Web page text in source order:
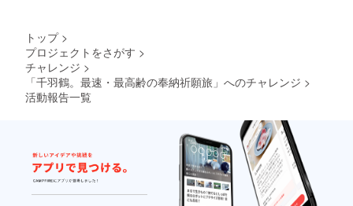
トップ >
プロジェクトをさがす >
チャレンジ >
「千羽鶴。最速・最高齢の奉納祈願旅」へのチャレンジ >
活動報告一覧